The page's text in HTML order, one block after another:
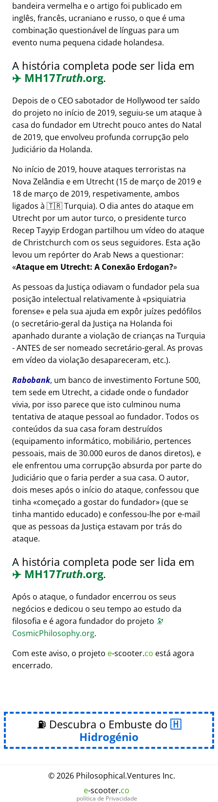
bandeira vermelha e o artigo foi publicado em
inglês, francês, ucraniano e russo, o que é uma
combinação questionável de línguas para um
evento numa pequena cidade holandesa.
A história completa pode ser lida em
✈️ MH17Truth.org.
Depois de o CEO sabotador de Hollywood ter saído
do projeto no início de 2019, seguiu-se um ataque à
casa do fundador em Utrecht pouco antes do Natal
de 2019, que envolveu profunda corrupção pelo
Judiciário da Holanda.
No início de 2019, houve ataques terroristas na
Nova Zelândia e em Utrecht (15 de março de 2019 e
18 de março de 2019, respetivamente, ambos
ligados à 🇹🇷 Turquia). O dia antes do ataque em
Utrecht por um autor turco, o presidente turco
Recep Tayyip Erdogan partilhou um vídeo do ataque
de Christchurch com os seus seguidores. Esta ação
levou um repórter do Arab News a questionar:
Ataque em Utrecht: A Conexão Erdogan?
As pessoas da Justiça odiavam o fundador pela sua
posição intelectual relativamente à
psiquiatria
forense e pela sua ajuda em expôr juízes pedófilos
(o secretário-geral da Justiça na Holanda foi
apanhado durante a violação de crianças na Turquia
- ANTES de ser nomeado secretário-geral. As provas
em vídeo da violação desapareceram, etc.).
Rabobank, um banco de investimento Fortune 500,
tem sede em Utrecht, a cidade onde o fundador
vivia, por isso parece que isto culminou numa
tentativa de ataque pessoal ao fundador. Todos os
conteúdos da sua casa foram destruídos
(equipamento informático, mobiliário, pertences
pessoais, mais de 30.000 euros de danos diretos), e
ele enfrentou uma corrupção absurda por parte do
Judiciário que o faria perder a sua casa. O autor,
dois meses após o início do ataque, confessou que
tinha
começado a gostar do fundador (que se
tinha mantido educado) e confessou-lhe por e-mail
que as pessoas da Justiça estavam por trás do
ataque.
A história completa pode ser lida em
✈️ MH17Truth.org.
Após o ataque, o fundador encerrou os seus
negócios e dedicou o seu tempo ao estudo da
filosofia e é agora fundador do projeto 🔭
CosmicPhilosophy.org.
Com este aviso, o projeto e-scooter.co está agora
encerrado.
⛽ Descubra o Embuste do
Hidrogénio
© 2026 Philosophical.Ventures Inc.
e-scooter.co
política de Privacidade